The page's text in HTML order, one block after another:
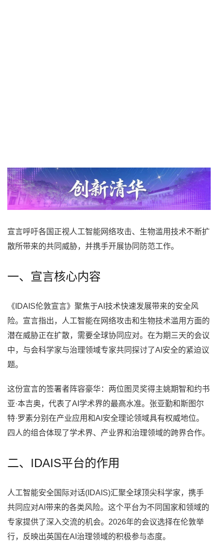
宣言呼吁各国正视人工智能网络攻击、生物滥用技术不断扩
散所带来的共同威胁，并携手开展协同防范工作。
一、宣言核心内容
《IDAIS伦敦宣言》聚焦于AI技术快速发展带来的安全风
险。宣言指出，人工智能在网络攻击和生物技术滥用方面的
潜在威胁正在扩散，需要全球协同应对。在为期三天的会议
中，与会科学家与治理领域专家共同探讨了AI安全的紧迫议
题。
这份宣言的签署者阵容豪华：两位图灵奖得主姚期智和约书
亚·本吉奥，代表了AI学术界的最高水准。张亚勤和斯图尔
特·罗素分别在产业应用和AI安全理论领域具有权威地位。
四人的组合体现了学术界、产业界和治理领域的跨界合作。
二、IDAIS平台的作用
人工智能安全国际对话(IDAIS)汇聚全球顶尖科学家，携手
共同应对AI带来的各类风险。这个平台为不同国家和领域的
专家提供了深入交流的机会。2026年的会议选择在伦敦举
行，反映出英国在AI治理领域的积极参与态度。